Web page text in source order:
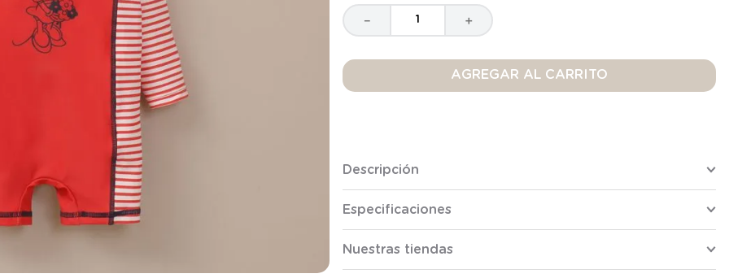
＋
－
AGREGAR AL CARRITO
Descripción
Especificaciones
Nuestras tiendas